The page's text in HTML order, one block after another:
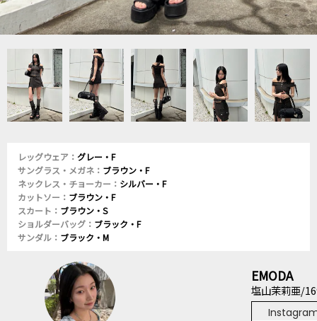
レッグウェア： グレー・F
サングラス・メガネ： ブラウン・F
ネックレス・チョーカー： シルバー・F
カットソー： ブラウン・F
スカート： ブラウン・S
ショルダーバッグ： ブラック・F
サンダル： ブラック・M
EMODA
塩山茉莉亜/